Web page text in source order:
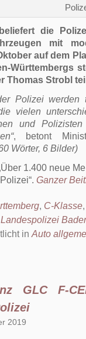
die
mit
auf dem
Württembergs
Thomas Strobl
Polizei werden
vielen
und
, betont
Wörter, 6 Bilder)
Über 1.400 neue
. Ganzer
, C-Klasse
Landespolizei
in Auto
GLC F-
2019